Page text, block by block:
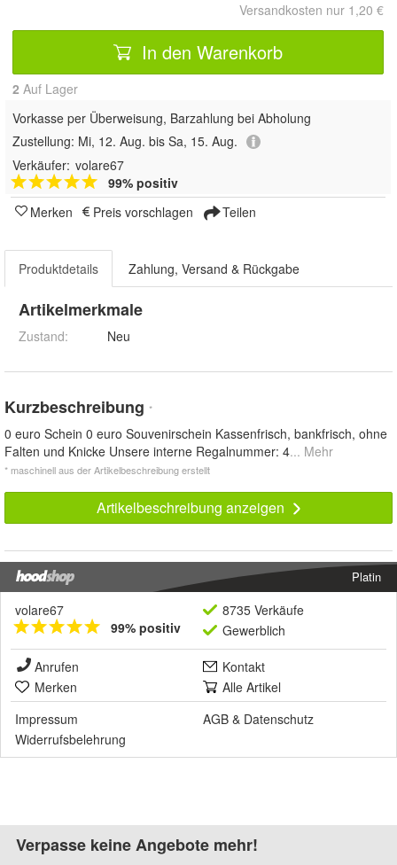
Versandkosten nur 1,20 €
In den Warenkorb
2 Auf Lager
Vorkasse per Überweisung, Barzahlung bei Abholung
Zustellung: Mi, 12. Aug. bis Sa, 15. Aug.
Verkäufer: volare67
99% positiv
Merken
Preis vorschlagen Teilen
Produktdetails Zahlung, Versand & Rückgabe
Artikelmerkmale
Zustand: Neu
Kurzbeschreibung *
0 euro Schein 0 euro Souvenirschein Kassenfrisch, bankfrisch, ohne
Falten und Knicke Unsere interne Regalnummer: 4... Mehr
* maschinell aus der Artikelbeschreibung erstellt
Artikelbeschreibung anzeigen
Platin
volare67
99% positiv
8735 Verkäufe
Gewerblich
Anrufen
Kontakt
Merken
Alle Artikel
Impressum
AGB & Datenschutz
Widerrufsbelehrung
Verpasse keine Angebote mehr!